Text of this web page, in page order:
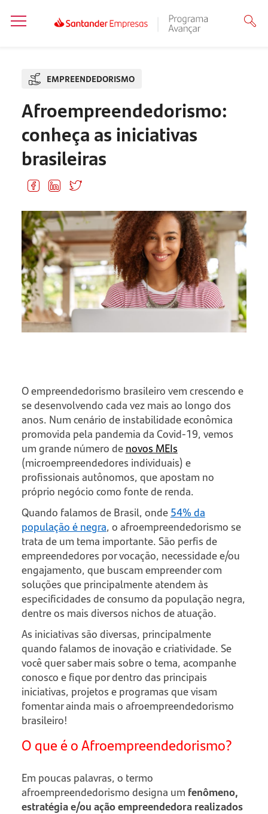
EMPREENDEDORISMO
Afroempreendedorismo:
conheça as iniciativas
brasileiras
O empreendedorismo brasileiro vem crescendo e
se desenvolvendo cada vez mais ao longo dos
anos. Num cenário de instabilidade econômica
promovida pela pandemia da Covid-19, vemos
um grande número denovos MEIs
(microempreendedores individuais) e
profissionais autônomos, que apostam no
próprio negócio como fonte de renda.
Quando falamos de Brasil, onde54% da
população é negra, o afroempreendedorismo se
trata de um tema importante. São perfis de
empreendedores por vocação, necessidade e/ou
engajamento, que buscam empreender com
soluções que principalmente atendem às
especificidades de consumo da população negra,
dentre os mais diversos nichos de atuação.
As iniciativas são diversas, principalmente
quando falamos de inovação e criatividade. Se
você quer saber mais sobre o tema, acompanhe
conosco e fique por dentro das principais
iniciativas, projetos e programas que visam
fomentar ainda mais o afroempreendedorismo
brasileiro!
O que é o Afroempreendedorismo?
Em poucas palavras, o termo
afroempreendedorismo designa um fenômeno,
estratégia e/ou ação empreendedora realizados